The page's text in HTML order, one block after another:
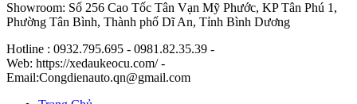
Showroom: Số 256 Cao Tốc Tân Vạn Mỹ Phước, KP Tân Phú 1,
Phường Tân Bình, Thành phố Dĩ An, Tỉnh Bình Dương
Hotline : 0932.795.695 - 0981.82.35.39 -
Web: https://xedaukeocu.com/ -
Email:Congdienauto.qn@gmail.com